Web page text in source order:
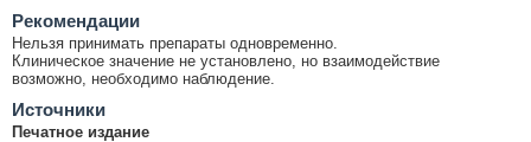
Рекомендации
Нельзя принимать препараты одновременно.
Клиническое значение не установлено, но взаимодействие
возможно, необходимо наблюдение.
Источники
Печатное издание